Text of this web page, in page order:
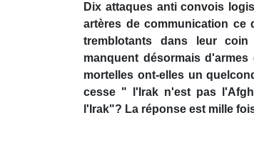
Dix attaques anti convois
artères de communication
tremblotants dans leur
manquent désormais
mortelles ont-elles un
cesse " l'Irak n'est pas
l'Irak"? La réponse est mille